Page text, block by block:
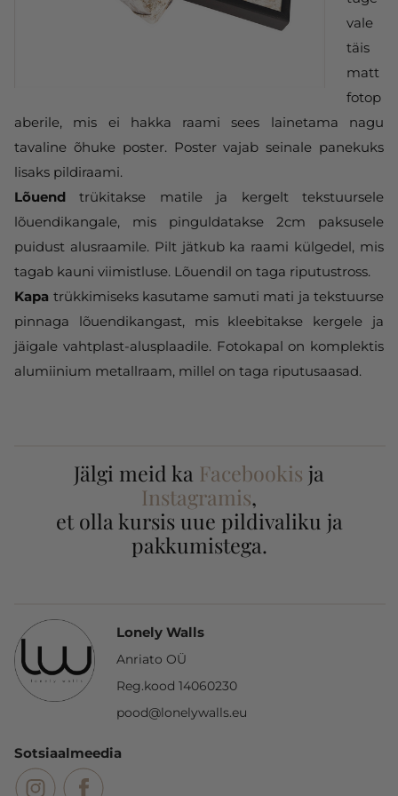
vale
täis
matt
fotop
aberile, mis ei hakka raami sees lainetama nagu
tavaline õhuke poster. Poster vajab seinale panekuks
lisaks pildiraami.
Lõuend trükitakse matile ja kergelt tekstuursele
lõuendikangale, mis pinguldatakse 2cm paksusele
puidust alusraamile. Pilt jätkub ka raami külgedel, mis
tagab kauni viimistluse. Lõuendil on taga riputustross.
Kapa trükkimiseks kasutame samuti mati ja tekstuurse
pinnaga lõuendikangast, mis kleebitakse kergele ja
jäigale vahtplast-alusplaadile. Fotokapal on komplektis
alumiinium metallraam, millel on taga riputusaasad.
Jälgi meid ka Facebookis ja
Instagramis,
et olla kursis uue pildivaliku ja
pakkumistega.
Lonely Walls
Anriato OÜ
Reg.kood 14060230
pood@lonelywalls.eu
Sotsiaalmeedia